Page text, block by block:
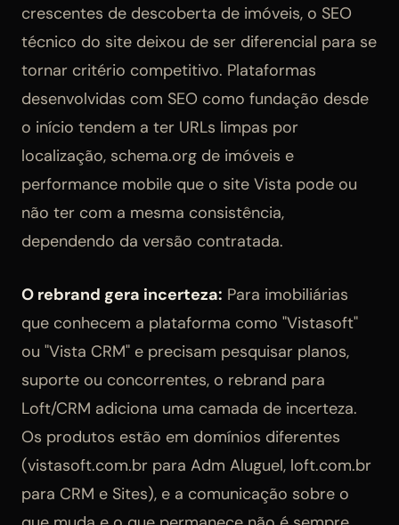
crescentes de descoberta de imóveis, o SEO
técnico do site deixou de ser diferencial para se
tornar critério competitivo. Plataformas
desenvolvidas com SEO como fundação desde
o início tendem a ter URLs limpas por
localização, schema.org de imóveis e
performance mobile que o site Vista pode ou
não ter com a mesma consistência,
dependendo da versão contratada.
O rebrand gera incerteza: Para imobiliárias
que conhecem a plataforma como "Vistasoft"
ou "Vista CRM" e precisam pesquisar planos,
suporte ou concorrentes, o rebrand para
Loft/CRM adiciona uma camada de incerteza.
Os produtos estão em domínios diferentes
(vistasoft.com.br para Adm Aluguel, loft.com.br
para CRM e Sites), e a comunicação sobre o